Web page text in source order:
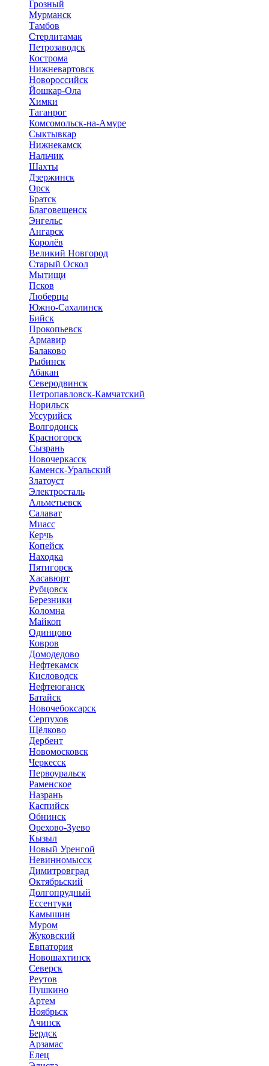
Грозный
Мурманск
Тамбов
Стерлитамак
Петрозаводск
Кострома
Нижневартовск
Новороссийск
Йошкар-Ола
Химки
Таганрог
Комсомольск-на-Амуре
Сыктывкар
Нижнекамск
Нальчик
Шахты
Дзержинск
Орск
Братск
Благовещенск
Энгельс
Ангарск
Королёв
Великий Новгород
Старый Оскол
Мытищи
Псков
Люберцы
Южно-Сахалинск
Бийск
Прокопьевск
Армавир
Балаково
Рыбинск
Абакан
Северодвинск
Петропавловск-Камчатский
Норильск
Уссурийск
Волгодонск
Красногорск
Сызрань
Новочеркасск
Каменск-Уральский
Златоуст
Электросталь
Альметьевск
Салават
Миасс
Керчь
Копейск
Находка
Пятигорск
Хасавюрт
Рубцовск
Березники
Коломна
Майкоп
Одинцово
Ковров
Домодедово
Нефтекамск
Кисловодск
Нефтеюганск
Батайск
Новочебоксарск
Серпухов
Щёлково
Дербент
Новомосковск
Черкесск
Первоуральск
Раменское
Назрань
Каспийск
Обнинск
Орехово-Зуево
Кызыл
Новый Уренгой
Невинномысск
Димитровград
Октябрьский
Долгопрудный
Ессентуки
Камышин
Муром
Жуковский
Евпатория
Новошахтинск
Северск
Реутов
Пушкино
Артем
Ноябрьск
Ачинск
Бердск
Арзамас
Елец